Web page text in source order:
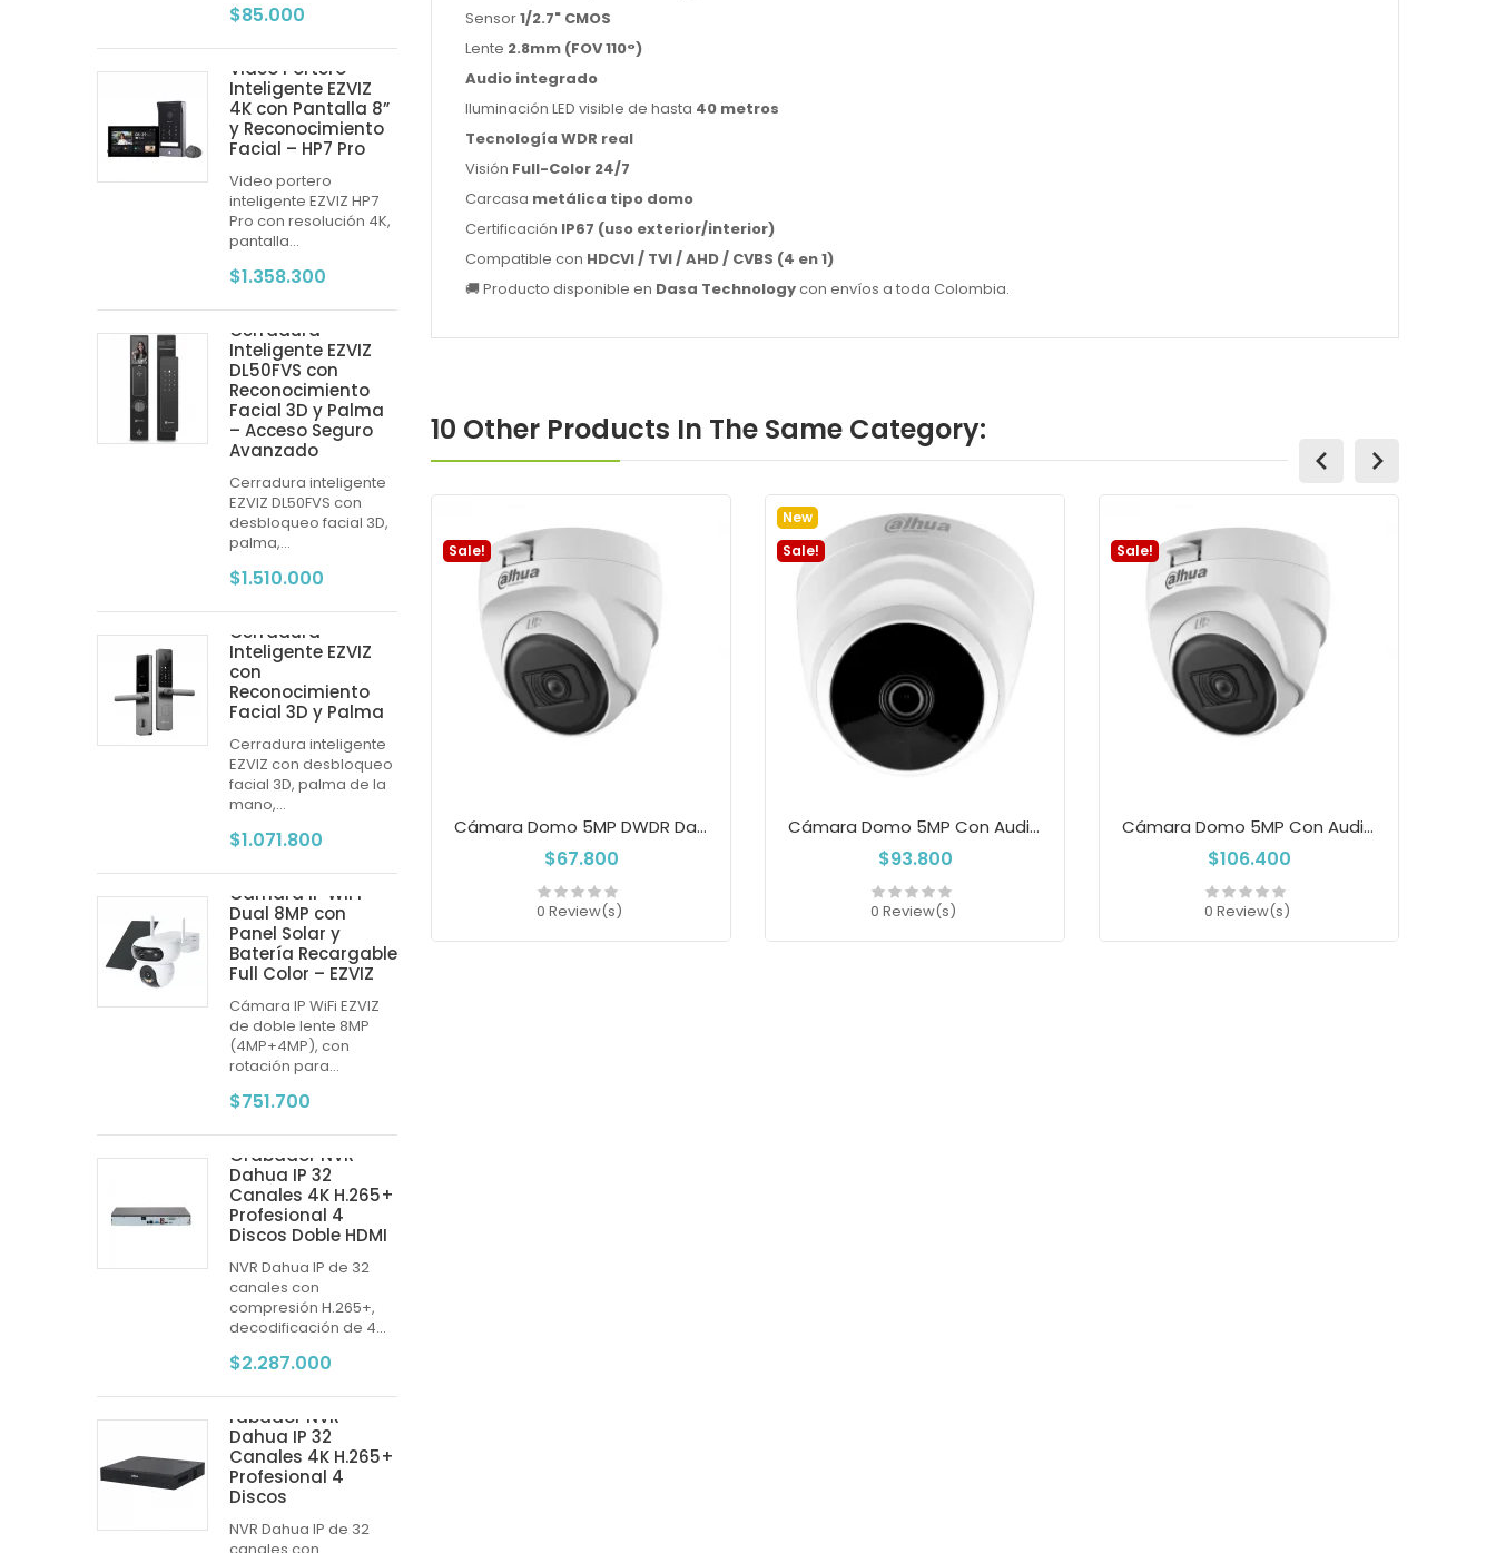
$85.000
Video Portero
Inteligente EZVIZ
4K con Pantalla 8”
y Reconocimiento
Facial – HP7 Pro
Video portero
inteligente EZVIZ HP7
Pro con resolución 4K,
pantalla...
$1.358.300
Cerradura
Inteligente EZVIZ
DL50FVS con
Reconocimiento
Facial 3D y Palma
– Acceso Seguro
Avanzado
Cerradura inteligente
EZVIZ DL50FVS con
desbloqueo facial 3D,
palma,...
$1.510.000
Cerradura
Inteligente EZVIZ
con
Reconocimiento
Facial 3D y Palma
Cerradura inteligente
EZVIZ con desbloqueo
facial 3D, palma de la
mano,...
$1.071.800
Cámara IP WiFi
Dual 8MP con
Panel Solar y
Batería Recargable
Full Color – EZVIZ
Cámara IP WiFi EZVIZ
de doble lente 8MP
(4MP+4MP), con
rotación para...
$751.700
Grabador NVR
Dahua IP 32
Canales 4K H.265+
Profesional 4
Discos Doble HDMI
NVR Dahua IP de 32
canales con
compresión H.265+,
decodificación de 4...
$2.287.000
rabador NVR
Dahua IP 32
Canales 4K H.265+
Profesional 4
Discos
NVR Dahua IP de 32
Sensor1/2.7" CMOS
Lente 2.8mm (FOV 110°)
Audio integrado
Iluminación LED visible de hasta 40 metros
Tecnología WDR real
Visión Full-Color 24/7
Carcasa metálica tipo domo
Certificación IP67 (uso exterior/interior)
Compatible con HDCVI / TVI / AHD / CVBS (4 en 1)
🚚 Producto disponible en Dasa Technologycon envíos a toda Colombia.
10 Other Products In The Same Category:
Sale!
Cámara Domo 5MP DWDR Dahua...
$67.800
0 Review(s)
New
Sale!
Cámara Domo 5MP Con Audio Dahua...
$93.800
0 Review(s)
Sale!
Cámara Domo 5MP Con Audio Dahua...
$106.400
0 Review(s)